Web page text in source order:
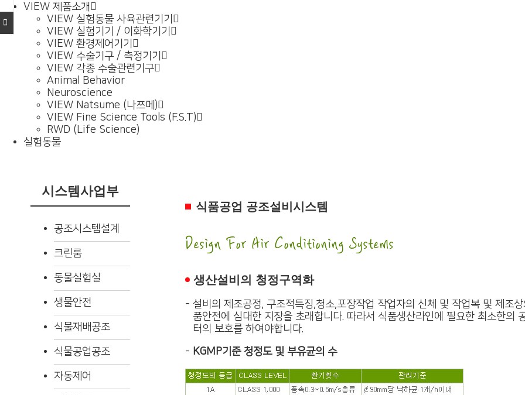
VIEW 제품소개
VIEW 실험동물 사육관련기기
VIEW 실험기기 / 이화학기기
VIEW 환경제어기기
VIEW 수술기구 / 측정기기
VIEW 각종 수술관련기구
Animal Behavior
Neuroscience
VIEW Natsume (나쯔메)
VIEW Fine Science Tools (F.S.T)
RWD (Life Science)
실험동물
시스템사업부
공조시스템설계
크린룸
동물실험실
생물안전
식물재배공조
식물공업공조
자동제어
식품공업 공조설비시스템
Design For Air Conditioning Systems
생산설비의 청정구역화
- 설비의 제조공정, 구조적특징,청소,포장작업 작업자의 신체 및 작업복 및 제조
품안전에 심대한 지장을 초래합니다. 따라서 식품생산라인에 필요한 최소한의
터의 보호를 하여야합니다.
- KGMP기준 청정도 및 부유균의 수